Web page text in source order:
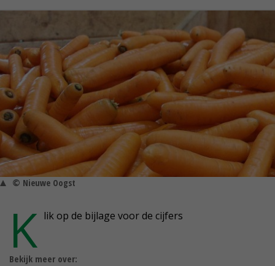
© Nieuwe Oogst
K lik op de bijlage voor de cijfers
Bekijk meer over: